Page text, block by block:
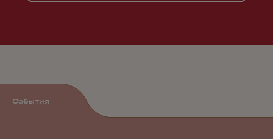
События